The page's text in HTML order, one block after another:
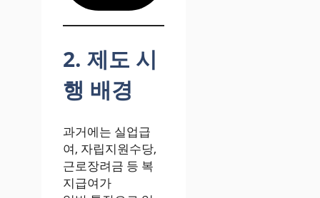
2. 제도 시
행 배경
과거에는 실업급
여, 자립지원수당,
근로장려금 등 복
지급여가